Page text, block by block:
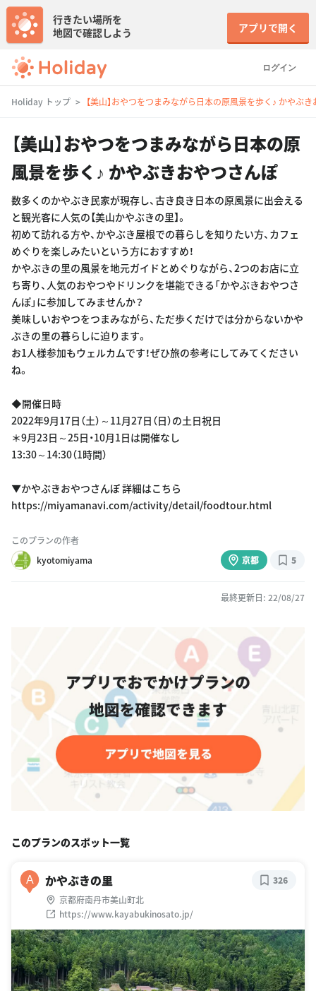
ログイン
行きたい場所を
地図で確認しよう
アプリで開く
Holiday トップ 【美山】おやつをつまみながら日本の原風景を歩く♪ かやぶ
【美山】おやつをつまみながら日本の原
風景を歩く♪ かやぶきおやつさんぽ
数多くのかやぶき民家が現存し、古き良き日本の原風景に出会える
と観光客に人気の【美山かやぶきの里】。
初めて訪れる方や、かやぶき屋根での暮らしを知りたい方、カフェ
めぐりを楽しみたいという方におすすめ！
かやぶきの里の風景を地元ガイドとめぐりながら、2つのお店に立
ち寄り、人気のおやつやドリンクを堪能できる「かやぶきおやつさ
んぽ」に参加してみませんか？
美味しいおやつをつまみながら、ただ歩くだけでは分からないかや
ぶきの里の暮らしに迫ります。
お1人様参加もウェルカムです！ぜひ旅の参考にしてみてください
ね。
◆開催日時
2022年9月17日（土）～11月27日（日）の土日祝日
＊9月23日～25日・10月1日は開催なし
13:30～14:30（1時間）
▼かやぶきおやつさんぽ 詳細はこちら
https://miyamanavi.com/activity/detail/foodtour.html
このプランの作者
kyotomiyama
京都 5
最終更新日: 22/08/27
このプランのスポット一覧
A かやぶきの里
京都府南丹市美山町北
https://www.kayabukinosato.jp/
326